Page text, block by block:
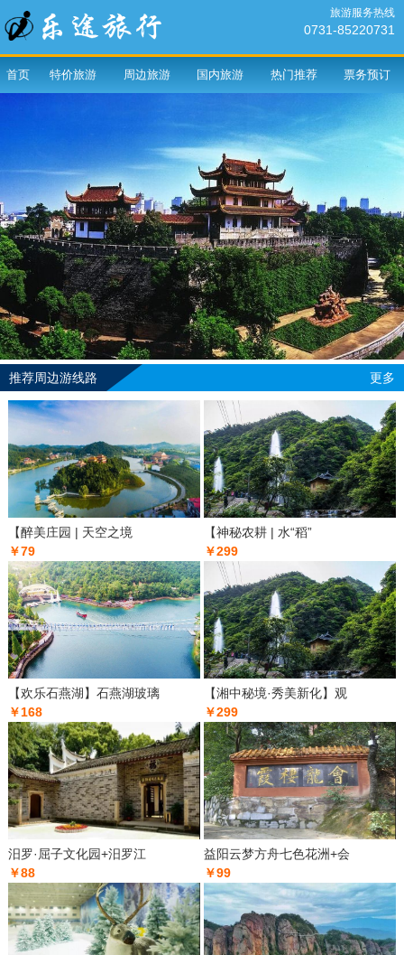
旅游服务热线
0731-85220731
首页 特价旅游 周边旅游 国内旅游 热门推荐 票务预订
推荐周边游线路 更多
【醉美庄园 | 天空之境
￥79
【神秘农耕 | 水“稻”
￥299
【欢乐石燕湖】石燕湖玻璃
￥168
【湘中秘境·秀美新化】观
￥299
汨罗·屈子文化园+汨罗江
￥88
益阳云梦方舟七色花洲+会
￥99